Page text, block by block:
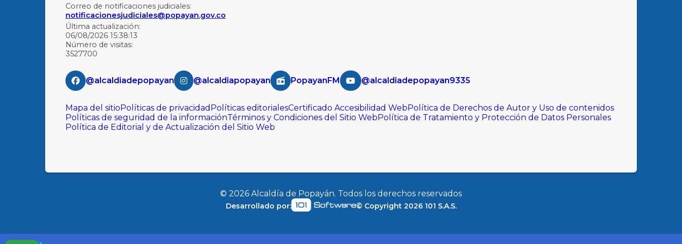
Correo de notificaciones judiciales:
notificacionesjudiciales@popayan.gov.co
Última actualización:
06/08/2026 15:38:13
Número de visitas:
3527700
@alcaldiadepopayan @alcaldiapopayan PopayanFM @alcaldiadepopayan9335
Mapa del sitioPolíticas de privacidad Políticas editorialesCertificado Accesibilidad WebPolítica de Derechos de Autor y Uso de contenidos
Políticas de seguridad de la informaciónTérminos y Condiciones del Sitio WebPolítica de Tratamiento y Protección de Datos Personales
Política de Editorial y de Actualización del Sitio Web
© 2026 Alcaldía de Popayán. Todos los derechos reservados
Desarrollado por: © Copyright 2026101 S.A.S.